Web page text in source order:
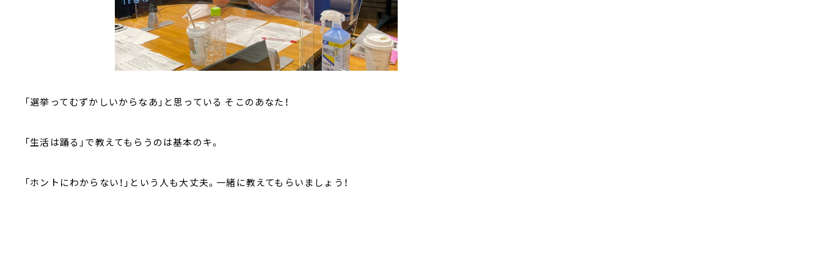
「選挙ってむずかしいからなあ」と思っている そこのあなた！
「生活は踊る」で教えてもらうのは基本のキ。
「ホントにわからない！」という人も大丈夫。一緒に教えてもらいましょう！